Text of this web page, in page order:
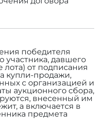
победителя
участника, давшего
лота) от подписания
купли-продажи,
с организацией и
аукционного сбора,
внесенный им
а включается в
предмета